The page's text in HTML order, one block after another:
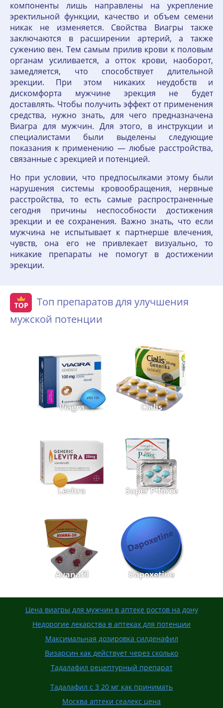
компоненты лишь направлены на укрепление
эректильной функции, качество и объем семени
никак не изменяется. Свойства Виагры также
заключаются в расширении артерий, а также
сужению вен. Тем самым прилив крови к половым
органам усиливается, а отток крови, наоборот,
замедляется, что способствует длительной
эрекции. При этом никаких неудобств и
дискомфорта мужчине эрекция не будет
доставлять. Чтобы получить эффект от применения
средства, нужно знать, для чего предназначена
Виагра для мужчин. Для этого, в инструкции и
специалистами были выделены следующие
показания к применению — любые расстройства,
связанные с эрекцией и потенцией.
Но при условии, что предпосылками этому были
нарушения системы кровообращения, нервные
расстройства, то есть самые распространенные
сегодня причины неспособности достижения
эрекции и ее сохранения. Важно знать, что если
мужчина не испытывает к партнерше влечения,
чувств, она его не привлекает визуально, то
никакие препараты не помогут в достижении
эрекции.
Топ препаратов для улучшения
мужской потенции
Viagra Cialis
Levitra Super P-force
Avanafil Dapoxetine
Цена виагры для мужчин в аптеке ростов на дону
Недорогие лекарства в аптеках для потенции
Максимальная дозировка силденафил
Визарсин как действует через сколько
Тадалафил рецептурный препарат
Тадалафил с 3 20 мг как принимать
Москва аптеки сеалекс цена